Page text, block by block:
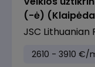
(-ė)
JSC Lithuanian
2610 - 3910 €/